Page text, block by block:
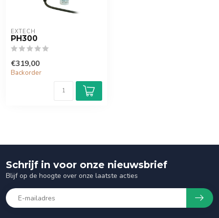
EXTECH
PH300
€319,00
Backorder
Schrijf in voor onze nieuwsbrief
Blijf op de hoogte over onze laatste acties